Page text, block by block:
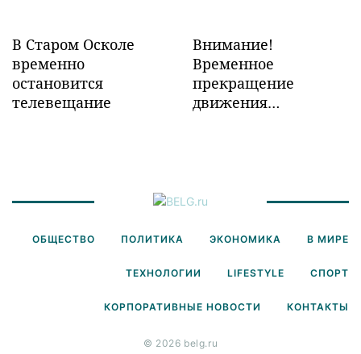
В Старом Осколе
временно
остановится
телевещание
Внимание!
Временное
прекращение
движения
ОБЩЕСТВО ПОЛИТИКА ЭКОНОМИКА В МИРЕ
ТЕХНОЛОГИИ LIFESTYLE СПОРТ
КОРПОРАТИВНЫЕ НОВОСТИ КОНТАКТЫ
© 2026 belg.ru